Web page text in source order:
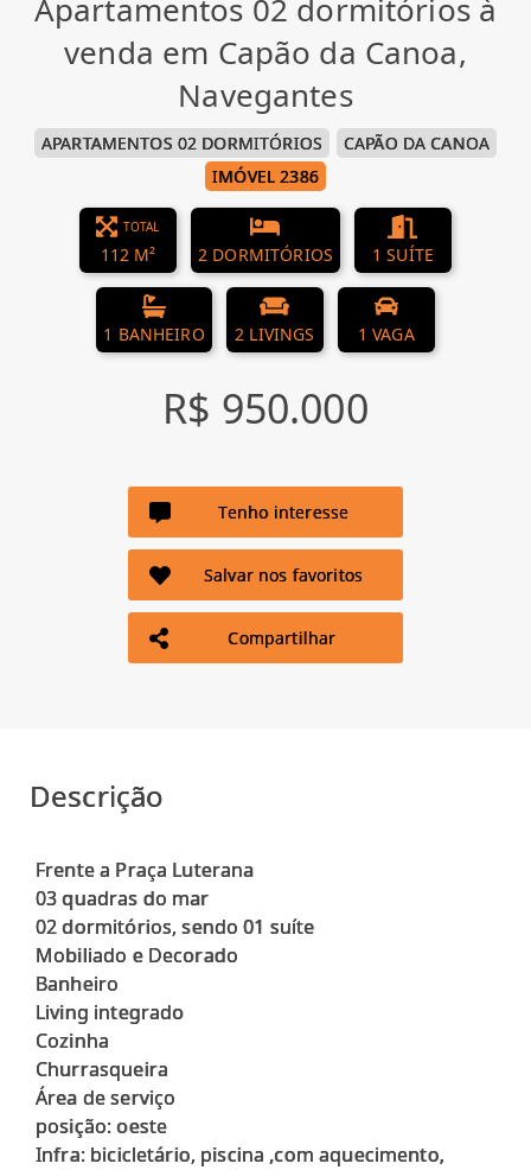
Apartamentos 02 dormitórios à
venda em Capão da Canoa,
Navegantes
APARTAMENTOS 02 DORMITÓRIOS
CAPÃO DA CANOA
IMÓVEL 2386
TOTAL
112 M² 2 DORMITÓRIOS 1 SUÍTE
1 BANHEIRO 2 LIVINGS 1 VAGA
R$ 950.000
Tenho interesse
Salvar nos favoritos
Compartilhar
Descrição
Frente a Praça Luterana
03 quadras do mar
02 dormitórios, sendo 01 suíte
Mobiliado e Decorado
Banheiro
Living integrado
Cozinha
Churrasqueira
Área de serviço
posição: oeste
Infra: bicicletário, piscina ,com aquecimento,